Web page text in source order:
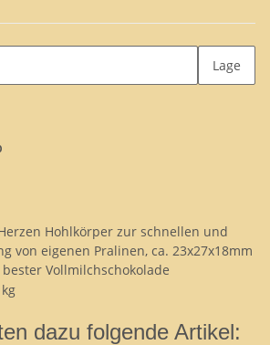
Lage
Hohlkörper zur schnellen und
von eigenen Pralinen, ca. 23x27x18mm
Vollmilchschokolade
dazu folgende Artikel: